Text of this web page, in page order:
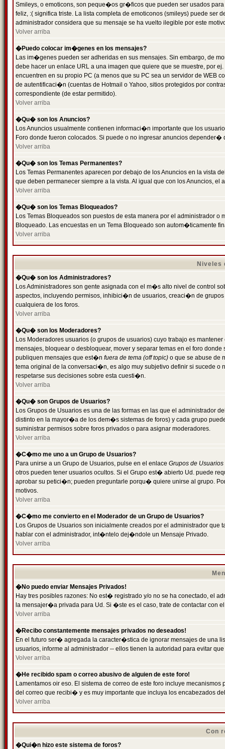
Smileys, o emoticons, son peque�os gr�ficos que pueden ser usados
feliz, :( significa triste. La lista completa de emoticonos (smileys) puede
administrador considera que su mensaje se ha vuelto ilegible por este
Volver arriba
�Puedo colocar im�genes en los mensajes?
Las im�genes pueden ser adheridas en sus mensajes. Sin embargo, de
debe hacer un enlace URL a una imagen que quiere que se muestre, por
encuentren en su propio PC (a menos que su PC sea un servidor de
de autentificaci�n (cuentas de Hotmail o Yahoo, sitios protegidos por
correspondiente (de estar permitido).
Volver arriba
�Qu� son los Anuncios?
Los Anuncios usualmente contienen informaci�n importante que los
Foro donde fueron colocados. Si puede o no ingresar anuncios
Volver arriba
�Qu� son los Temas Permanentes?
Los Temas Permanentes aparecen por debajo de los Anuncios en la
que deben permanecer siempre a la vista. Al igual que con los Anuncios,
Volver arriba
�Qu� son los Temas Bloqueados?
Los Temas Bloqueados son puestos de esta manera por el administrador
Bloqueado. Las encuestas en un Tema Bloqueado son autom�ticamente
Volver arriba
Niveles
�Qu� son los Administradores?
Los Administradores son gente asignada con el m�s alto nivel de control
aspectos, incluyendo permisos, inhibici�n de usuarios, creaci�n de
cualquiera de los foros.
Volver arriba
�Qu� son los Moderadores?
Los Moderadores usuarios (o grupos de usuarios) cuyo trabajo es
mensajes, bloquear o desbloquear, mover y separar temas en el foro
publiquen mensajes que est�n fuera de tema (off topic) o que se abuse de
tema original de la conversaci�n, es algo muy subjetivo definir si sucede
respetarse sus decisiones sobre esta cuesti�n.
Volver arriba
�Qu� son Grupos de Usuarios?
Los Grupos de Usuarios es una de las formas en las que el administrador
distinto en la mayor�a de los dem�s sistemas de foros) y cada grupo
suministrar permisos sobre foros privados o para asignar moderadores.
Volver arriba
�C�mo me uno a un Grupo de Usuarios?
Para unirse a un Grupo de Usuarios, pulse en el enlace Grupos de Usuarios
otros pueden tener usuarios ocultos. Si el Grupo est� abierto Ud. puede
aprobar su petici�n; pueden preguntarle porqu� quiere unirse al grupo.
motivos.
Volver arriba
�C�mo me convierto en el Moderador de un Grupo de Usuarios?
Los Grupos de Usuarios son inicialmente creados por el administrador
hablar con el administrador, int�ntelo dej�ndole un Mensaje Privado.
Volver arriba
�No puedo enviar Mensajes Privados!
Hay tres posibles razones: No est� registrado y/o no se ha conectado, el
la mensajer�a privada para Ud. Si �ste es el caso, trate de contactar con
Volver arriba
�Recibo constantemente mensajes privados no deseados!
En el futuro ser� agregada la caracter�stica de ignorar mensajes de una
usuarios, informe al administrador -- ellos tienen la autoridad para evitar
Volver arriba
�He recibido spam o correo abusivo de alguien de este foro!
Lamentamos oir eso. El sistema de correo de este foro incluye
del correo que recibi� y es muy importante que incluya los encabezados
Volver arriba
Con
�Qui�n hizo este sistema de foros?